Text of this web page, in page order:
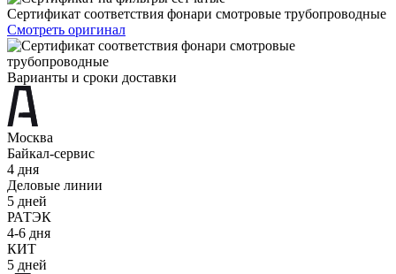
Сертификат соответствия фонари смотровые трубопроводные
Смотреть оригинал
Варианты и сроки доставки
Москва
Байкал-сервис
4 дня
Деловые линии
5 дней
РАТЭК
4-6 дня
КИТ
5 дней